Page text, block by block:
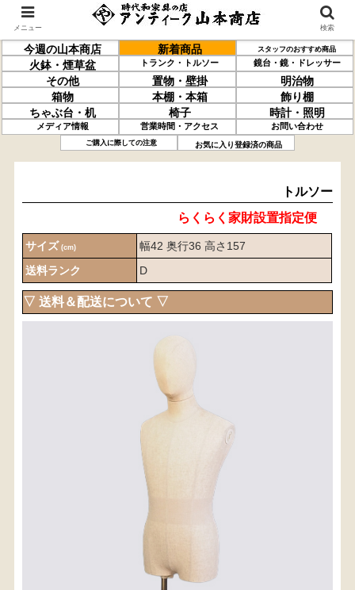
今週の山本商店 新着商品 スタッフのおすすめ商品
火鉢・煙草盆 トランク・トルソー 鏡台・鏡・ドレッサー
その他 置物・壁掛
明治物
箱物
本棚・本箱
飾り棚
ちゃぶ台・机
椅子 時計・照明
メディア情報 営業時間・アクセス お問い合わせ
ご購入に際しての注意 お気に入り登録済の商品
トルソー
トルソー
らくらく家財設置指定便
サイズ (cm)
幅42 奥行36 高さ157
送料ランク
D
▽ 送料＆配送について ▽
・商品代金に送料は含まれておりません。
・送料は、商品のサイズ・発送先地域によって異なり
・ご購入手続きを進める途中で「宅急便」を選択いた
だくと、自動的に送料が加算されます。
・配送についての詳細は、
【送料を確認する】
お届け先、送料ランクを選択する事で送料が表
示されます。
お届け先
メニュー 検索